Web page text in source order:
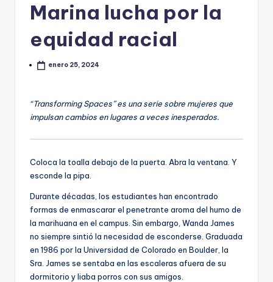
Marina lucha por la
equidad racial
enero 25, 2024
“Transforming Spaces” es una serie sobre mujeres que
impulsan cambios en lugares a veces inesperados.
Coloca la toalla debajo de la puerta. Abra la ventana. Y
esconde la pipa.
Durante décadas, los estudiantes han encontrado
formas de enmascarar el penetrante aroma del humo de
la marihuana en el campus. Sin embargo, Wanda James
no siempre sintió la necesidad de esconderse. Graduada
en 1986 por la Universidad de Colorado en Boulder, la
Sra. James se sentaba en las escaleras afuera de su
dormitorio y liaba porros con sus amigos.